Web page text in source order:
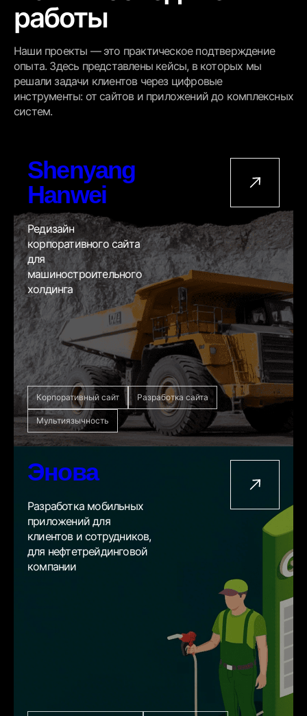
работы
Наши проекты — это практическое подтверждение
опыта. Здесь представлены кейсы, в которых мы
решали задачи клиентов через цифровые
инструменты: от сайтов и приложений до комплексных
систем.
Shenyang
Hanwei
Редизайн
корпоративного сайта
для
машиностроительного
холдинга
Корпоративный сайт Разработка сайта
Мультиязычность
Энова
Разработка мобильных
приложений для
клиентов и сотрудников,
для нефтетрейдинговой
компании